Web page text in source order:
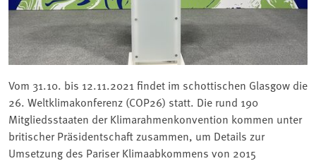
Vom 31.10. bis 12.11.2021 findet im schottischen Glasgow die
26. Weltklimakonferenz (COP26) statt. Die rund 190
Mitgliedsstaaten der Klimarahmenkonvention kommen unter
britischer Präsidentschaft zusammen, um Details zur
Umsetzung des Pariser Klimaabkommens von 2015